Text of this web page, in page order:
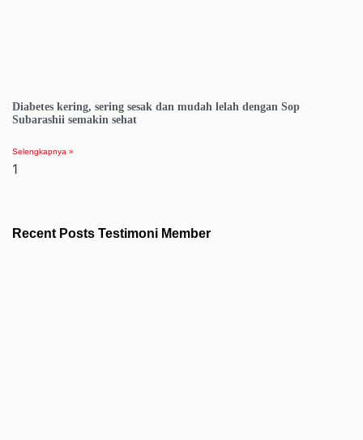
Diabetes kering, sering sesak dan mudah lelah dengan Sop
Subarashii semakin sehat
Selengkapnya »
Recent Posts Testimoni Member